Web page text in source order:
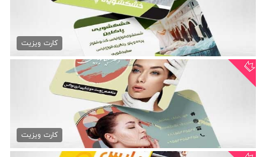
کارت ویزیت خشکشویی لایه باز...
79,000 تومان
کارت ویزیت
کارت ویزیت کلینیک بوتاکس و...
79,000 تومان
کارت ویزیت